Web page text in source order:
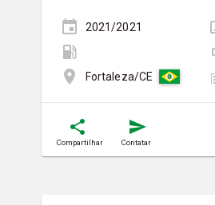
2021/2021
Fortaleza/CE
Compartilhar Contatar